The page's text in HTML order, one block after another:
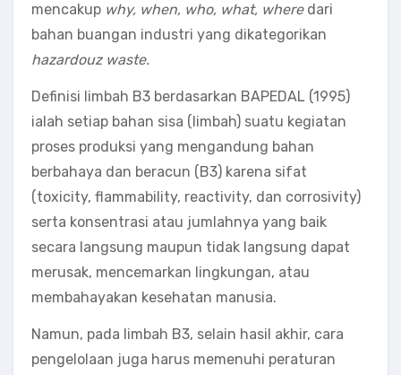
mencakup why, when, who, what, wheredari
bahan buangan industri yang dikategorikan
hazardouz waste.
Definisi limbah B3 berdasarkan BAPEDAL (1995)
ialah setiap bahan sisa (limbah) suatu kegiatan
proses produksi yang mengandung bahan
berbahaya dan beracun (B3) karena sifat
(toxicity, flammability, reactivity, dan corrosivity)
serta konsentrasi atau jumlahnya yang baik
secara langsung maupun tidak langsung dapat
merusak, mencemarkan lingkungan, atau
membahayakan kesehatan manusia.
Namun, pada limbah B3, selain hasil akhir, cara
pengelolaan juga harus memenuhi peraturan